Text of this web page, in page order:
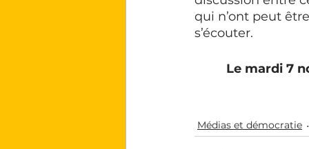
qui n’ont peut
s’écouter.
Le mardi 7
Médias et démocratie